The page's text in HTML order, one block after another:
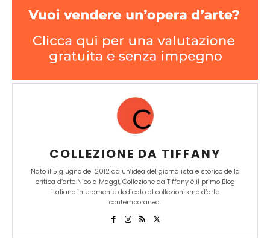
COLLEZIONE DA TIFFANY
Nato il 5 giugno del 2012 da un’idea del giornalista e storico della
critica d’arte Nicola Maggi, Collezione da Tiffany è il primo Blog
italiano interamente dedicato al collezionismo d’arte
contemporanea.